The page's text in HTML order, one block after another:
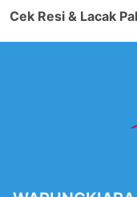
Cek Resi & Lacak